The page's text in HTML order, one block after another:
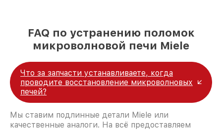
и лояльности наших клиентов.
FAQ по устранению поломок
микроволновой печи Miele
Что за запчасти устанавливаете, когда
проводите восстановление микроволновых
печей?
Мы ставим подлинные детали Miele или
качественные аналоги. На всё предоставляем